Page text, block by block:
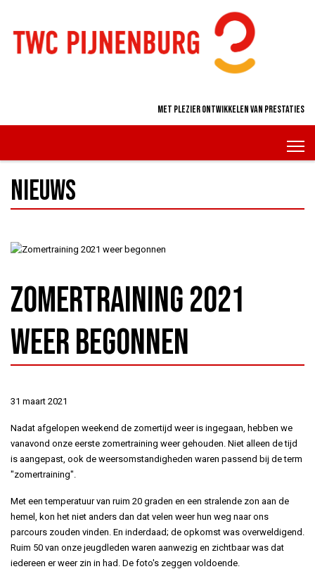
Met plezier ontwikkelen van prestaties
Nieuws
Zomertraining 2021
weer begonnen
31 maart 2021
Nadat afgelopen weekend de zomertijd weer is ingegaan, hebben we
vanavond onze eerste zomertraining weer gehouden. Niet alleen de tijd
is aangepast, ook de weersomstandigheden waren passend bij de term
"zomertraining".
Met een temperatuur van ruim 20 graden en een stralende zon aan de
hemel, kon het niet anders dan dat velen weer hun weg naar ons
parcours zouden vinden. En inderdaad; de opkomst was overweldigend.
Ruim 50 van onze jeugdleden waren aanwezig en zichtbaar was dat
iedereen er weer zin in had. De foto's zeggen voldoende.